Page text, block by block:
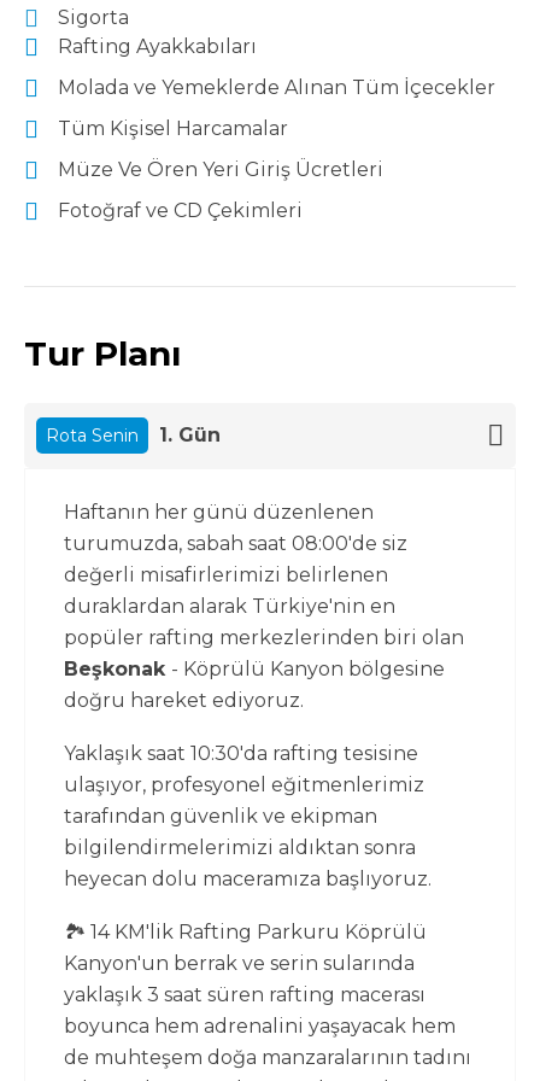
Sigorta
Rafting Ayakkabıları
Molada ve Yemeklerde Alınan Tüm İçecekler
Tüm Kişisel Harcamalar
Müze Ve Ören Yeri Giriş Ücretleri
Fotoğraf ve CD Çekimleri
Tur Planı
Rota Senin 1. Gün
Haftanın her günü düzenlenen
turumuzda, sabah saat 08:00'de siz
değerli misafirlerimizi belirlenen
duraklardan alarak Türkiye'nin en
popüler rafting merkezlerinden biri olan
Beşkonak - Köprülü Kanyon bölgesine
doğru hareket ediyoruz.
Yaklaşık saat 10:30'da rafting tesisine
ulaşıyor, profesyonel eğitmenlerimiz
tarafından güvenlik ve ekipman
bilgilendirmelerimizi aldıktan sonra
heyecan dolu maceramıza başlıyoruz.
🏞️ 14 KM'lik Rafting Parkuru Köprülü
Kanyon'un berrak ve serin sularında
yaklaşık 3 saat süren rafting macerası
boyunca hem adrenalini yaşayacak hem
de muhteşem doğa manzaralarının tadını